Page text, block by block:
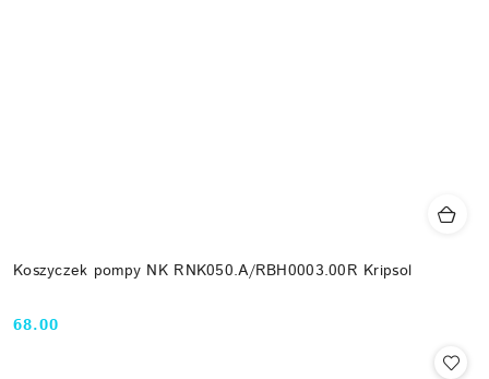
Koszyczek pompy NK RNK050.A/RBH0003.00R Kripsol
Cena:
68.00